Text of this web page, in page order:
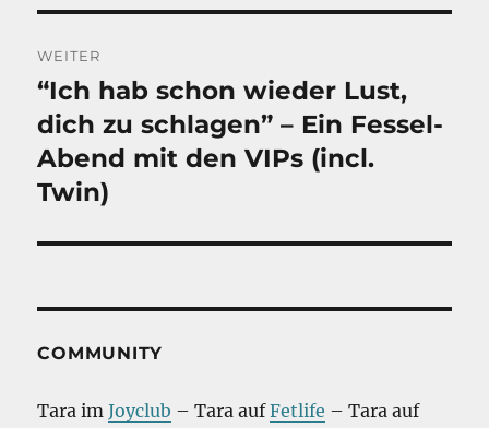
WEITER
Nächster
Beitrag:
“Ich hab schon wieder Lust,
dich zu schlagen” – Ein Fessel-
Abend mit den VIPs (incl.
Twin)
COMMUNITY
Tara imJoyclub – Tara aufFetlife – Tara auf